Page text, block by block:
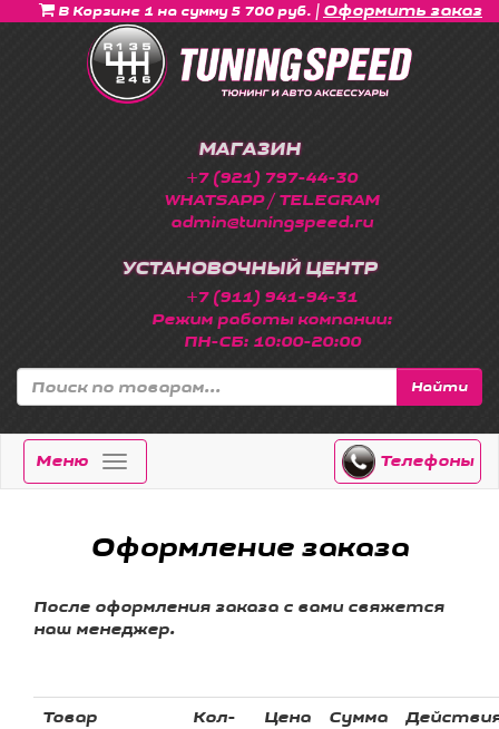
В Корзине 1 на сумму 5 700 руб. | Оформить заказ
МАГАЗИН
+7 (921) 797-44-30
WHATSAPP / TELEGRAM
admin@tuningspeed.ru
УСТАНОВОЧНЫЙ ЦЕНТР
+7 (911) 941-94-31
Режим работы компании:
ПН-СБ: 10:00-20:00
Найти
Меню Телефоны
Оформление заказа
После оформления заказа с вами свяжется
наш менеджер.
Товар
Кол-
Цена Сумма